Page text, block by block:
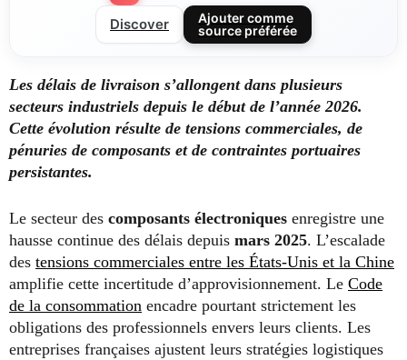
Discover
Ajouter comme
source préférée
Les délais de livraison s’allongent dans plusieurs
secteurs industriels depuis le début de l’année 2026.
Cette évolution résulte de tensions commerciales, de
pénuries de composants et de contraintes portuaires
persistantes.
Le secteur des composants électroniques enregistre une
hausse continue des délais depuis mars 2025. L’escalade
des tensions commerciales entre les États-Unis et la Chine
amplifie cette incertitude d’approvisionnement. Le Code
de la consommation encadre pourtant strictement les
obligations des professionnels envers leurs clients. Les
entreprises françaises ajustent leurs stratégies logistiques